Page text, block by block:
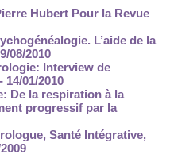
Hubert Pour la Revue
L’aide de la
08/2010
Interview de
- 14/01/2010
De la respiration à la
progressif par la
Santé Intégrative,